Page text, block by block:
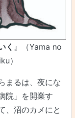
く 』（Yama no
）
まるは、夜にな
院」を開業す
、沼のカメにと